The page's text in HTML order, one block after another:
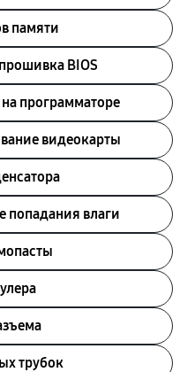
памяти
BIOS
программаторе
видеокарты
попадания влаги
трубок